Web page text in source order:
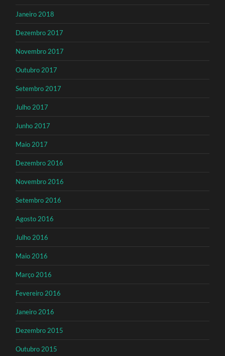
Janeiro 2018
Dezembro 2017
Novembro 2017
Outubro 2017
Setembro 2017
Julho 2017
Junho 2017
Maio 2017
Dezembro 2016
Novembro 2016
Setembro 2016
Agosto 2016
Julho 2016
Maio 2016
Março 2016
Fevereiro 2016
Janeiro 2016
Dezembro 2015
Outubro 2015